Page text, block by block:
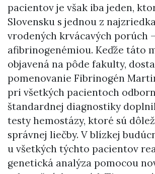
pacientov je však iba jeden,
Slovensku s jednou z
vrodených krvácavých porúch –
afibrinogenémiou. Keďže táto
objavená na pôde fakulty,
pomenovanie Fibrinogén
pri všetkých pacientoch
štandardnej diagnostiky
testy hemostázy, ktoré sú
správnej liečby. V blízkej
u všetkých týchto pacientov
genetická analýza pomocou